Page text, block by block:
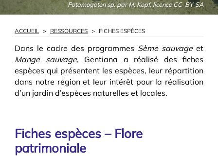
Potamogeton sp. par M. Kopf, licence CC_BY-SA
ACCUEIL > RESSOURCES > FICHES ESPÈCES
Dans le cadre des programmes Sème sauvageet
Mange sauvage, Gentiana a réalisé des fiches
espèces qui présentent les espèces, leur répartition
dans notre région et leur intérêt pour la réalisation
d’un jardin d’espèces naturelles et locales.
Fiches espèces – Flore
patrimoniale